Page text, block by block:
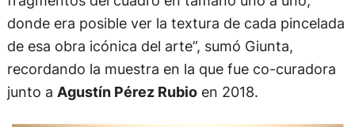
donde era posible ver la textura de cada pincelada
de esa obra icónica del arte”, sumó Giunta,
recordando la muestra en la que fue co-curadora
junto a Agustín Pérez Rubioen 2018.